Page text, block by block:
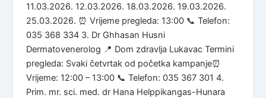
11.03.2026. 12.03.2026. 18.03.2026. 19.03.2026.
25.03.2026. ⏰ Vrijeme pregleda: 13:00 📞 Telefon:
035 368 334 3. Dr Ghhasan Husni
Dermatovenerolog 📍 Dom zdravlja Lukavac Termini
pregleda: Svaki četvrtak od početka kampanje⏰
Vrijeme: 12:00 – 13:00 📞 Telefon: 035 367 301 4.
Prim. mr. sci. med. dr Hana Helppikangas-Hunara